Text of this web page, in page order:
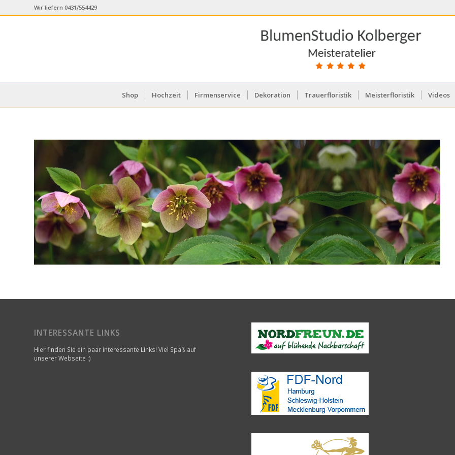
Wir liefern 0431/554429
Shop Hochzeit Firmenservice Dekoration Trauerfloristik Meisterfloristik Videos
INTERESSANTE LINKS
Hier finden Sie ein paar interessante Links! Viel Spaß auf
unserer Webseite :)